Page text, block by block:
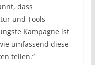
dass
und Tools
Kampagne ist
umfassend diese
teilen.“